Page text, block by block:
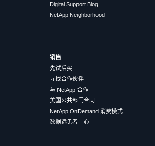
Digital Support Blog
NetApp Neighborhood
销售
先试后买
寻找合作伙伴
与 NetApp 合作
美国公共部门合同
NetApp OnDemand 消费模式
数据远见者中心